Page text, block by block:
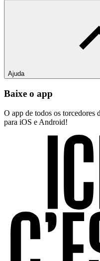
Ajuda
Baixe o app
O app de todos os torcedores
para iOS e Android!